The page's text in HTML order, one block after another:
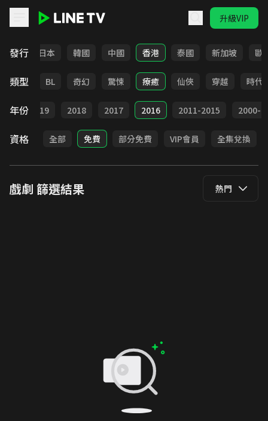
升級VIP
發行
台灣 日本 韓國 中國 香港 泰國 新加坡 歐
類型
勵志 BL 奇幻 驚悚 療癒 仙俠 穿越 時代
年份 2019 2018 2017 2016 2011-2015 2000-
資格 全部 免費 部分免費 VIP會員 全集兌換
戲劇 篩選結果 熱門